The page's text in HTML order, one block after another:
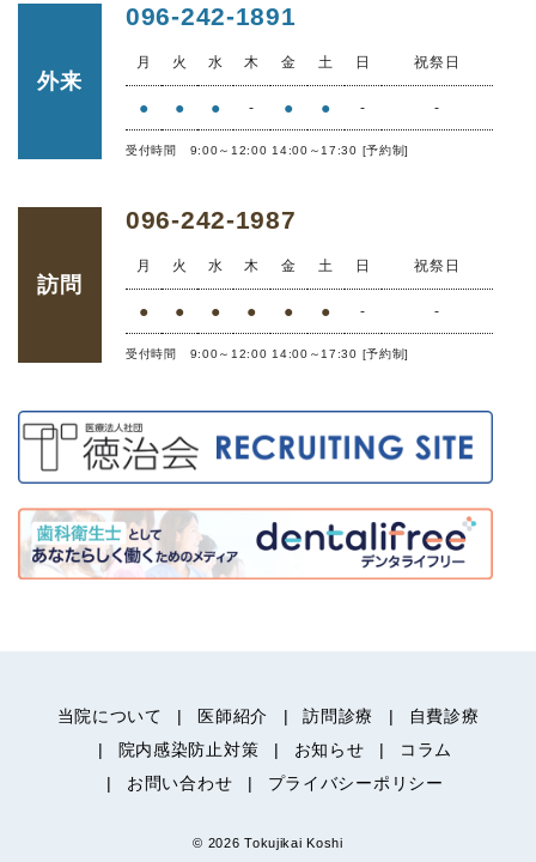
外来
096-242-1891
月 火 水 木 金 土 日 祝祭日
● ● ● - ● ● - -
受付時間 9:00～12:00 14:00～17:30 [予約制]
訪問
096-242-1987
月 火 水 木 金 土 日 祝祭日
● ● ● ● ● ● - -
受付時間 9:00～12:00 14:00～17:30 [予約制]
当院について 医師紹介 訪問診療
自費診療
院内感染防止対策
お知らせ
コラム
お問い合わせ
プライバシーポリシー
© 2026 Tokujikai Koshi